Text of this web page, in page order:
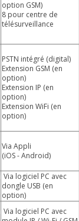
option GSM)
8 pour centre de
télésurveillance
PSTN intégré (digital)
Extension GSM (en
option)
Extension IP (en
option)
Extension WiFi (en
option)
Via Appli
(iOS - Android)
Via logiciel PC avec
dongle USB (en
option)
Via logiciel PC avec